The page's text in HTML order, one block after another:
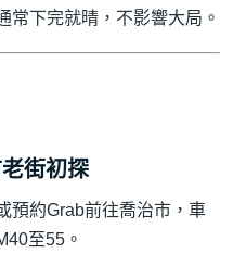
常下完就晴，不影響大局。
街初探
預約Grab前往喬治市，車
至55。